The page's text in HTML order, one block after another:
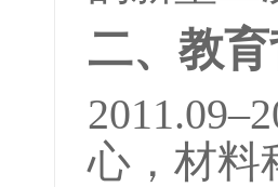
二、教
心，材料